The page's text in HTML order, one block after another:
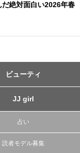
だ絶対面白い2026年春
ビューティ
JJ girl
占い
読者モデル募集